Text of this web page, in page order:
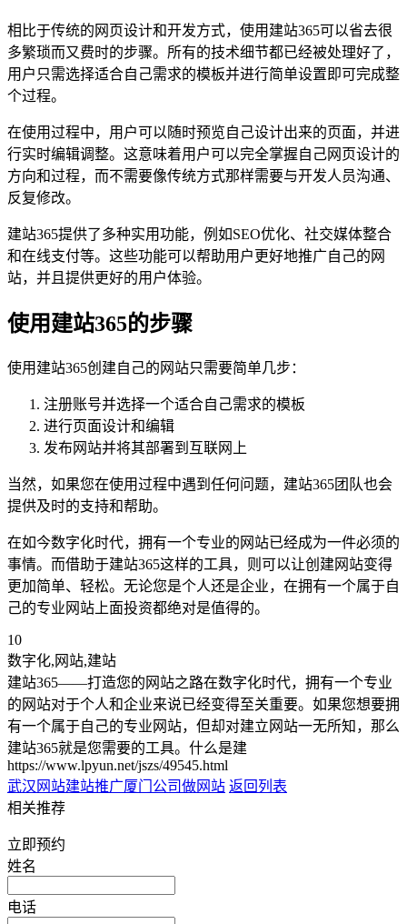
相比于传统的网页设计和开发方式，使用建站365可以省去很
多繁琐而又费时的步骤。所有的技术细节都已经被处理好了，
用户只需选择适合自己需求的模板并进行简单设置即可完成整
个过程。
在使用过程中，用户可以随时预览自己设计出来的页面，并进
行实时编辑调整。这意味着用户可以完全掌握自己网页设计的
方向和过程，而不需要像传统方式那样需要与开发人员沟通、
反复修改。
建站365提供了多种实用功能，例如SEO优化、社交媒体整合
和在线支付等。这些功能可以帮助用户更好地推广自己的网
站，并且提供更好的用户体验。
使用建站365的步骤
使用建站365创建自己的网站只需要简单几步：
注册账号并选择一个适合自己需求的模板
进行页面设计和编辑
发布网站并将其部署到互联网上
当然，如果您在使用过程中遇到任何问题，建站365团队也会
提供及时的支持和帮助。
在如今数字化时代，拥有一个专业的网站已经成为一件必须的
事情。而借助于建站365这样的工具，则可以让创建网站变得
更加简单、轻松。无论您是个人还是企业，在拥有一个属于自
己的专业网站上面投资都绝对是值得的。
10
数字化,网站,建站
建站365——打造您的网站之路在数字化时代，拥有一个专业
的网站对于个人和企业来说已经变得至关重要。如果您想要拥
有一个属于自己的专业网站，但却对建立网站一无所知，那么
建站365就是您需要的工具。什么是建
https://www.lpyun.net/jszs/49545.html
武汉网站建站推广厦门公司做网站 返回列表
相关推荐
立即预约
姓名
电话